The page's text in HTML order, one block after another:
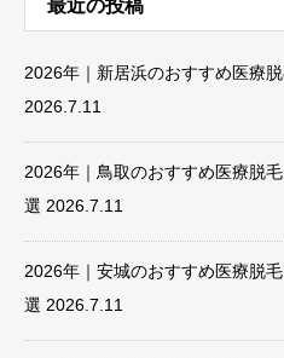
最近の投稿
2026年｜新居浜のおすすめ医療
2026.7.11
2026年｜鳥取のおすすめ医療脱
選 2026.7.11
2026年｜安城のおすすめ医療脱
選 2026.7.11